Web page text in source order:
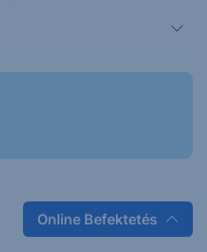
Online Befektetés